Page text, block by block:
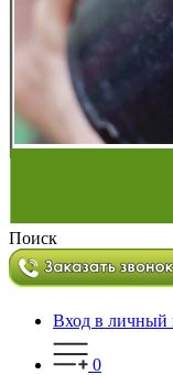
Поиск
Вход в личный
0